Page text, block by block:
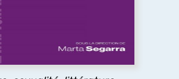
montrent comment, selon les
Emmanuelle Berger, « ce que la
au genre, c'est défaire son ordre,
unité et sa souveraineté ».